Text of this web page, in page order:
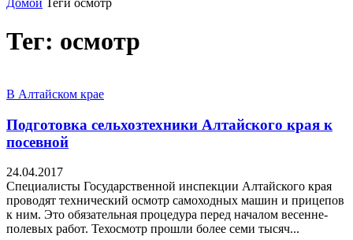
Домой Теги осмотр
Тег: осмотр
В Алтайском крае
Подготовка сельхозтехники Алтайского края к
посевной
24.04.2017
Специалисты Государственной инспекции Алтайского края
проводят технический осмотр самоходных машин и прицепов
к ним. Это обязательная процедура перед началом весенне-
полевых работ. Техосмотр прошли более семи тысяч...